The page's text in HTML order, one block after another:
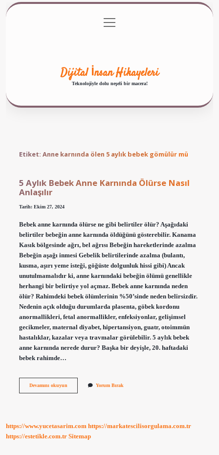
Gizlilik Politikası
menüyü
aç
Dijital İnsan Hikayeleri
Teknolojiyle dolu neşeli bir macera!
Etiket: Anne karnında ölen 5 aylık bebek gömülür mü
5 Aylık Bebek Anne Karnında Ölürse Nasıl
Anlaşılır
Tarih: Ekim 27, 2024
Bebek anne karnında ölürse ne gibi belirtiler ölür? Aşağıdaki
belirtiler bebeğin anne karnında öldüğünü gösterebilir. Kanama
Kasık bölgesinde ağrı, bel ağrısı Bebeğin hareketlerinde azalma
Bebeğin aşağı inmesi Gebelik belirtilerinde azalma (bulantı,
kusma, aşırı yeme isteği, göğüste dolgunluk hissi gibi) Ancak
unutulmamalıdır ki, anne karnındaki bebeğin ölümü genellikle
herhangi bir belirtiye yol açmaz. Bebek anne karnında neden
ölür? Rahimdeki bebek ölümlerinin %50’sinde neden belirsizdir.
Nedenin açık olduğu durumlarda plasenta, göbek kordonu
anormallikleri, fetal anormallikler, enfeksiyonlar, gelişimsel
gecikmeler, maternal diyabet, hipertansiyon, guatr, otoimmün
hastalıklar, kazalar veya travmalar görülebilir. 5 aylık bebek
anne karnında nerede durur? Başka bir deyişle, 20. haftadaki
bebek rahimde…
Devamını okuyun5
Nasıl
Yorum Bırak
https://www.yucetasarim.com https://markatescilisorgulama.com.tr
https://estetikle.com.tr Sitemap